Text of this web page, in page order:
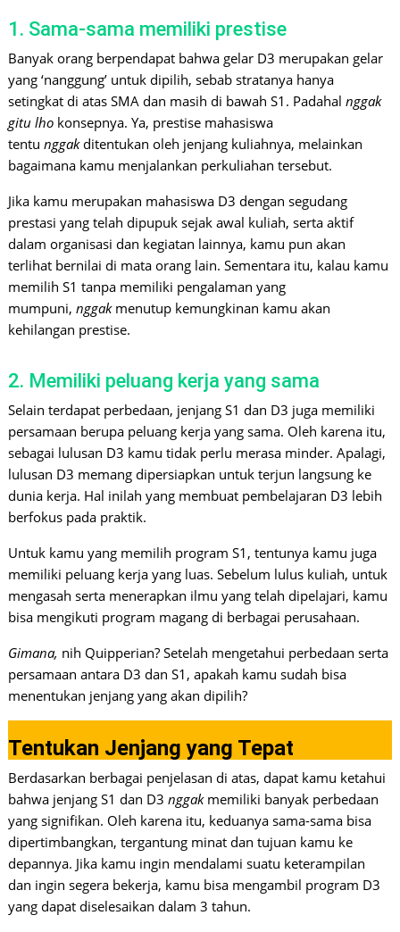
1. Sama-sama memiliki prestise
Banyak orang berpendapat bahwa gelar D3 merupakan gelar
yang ‘nanggung’ untuk dipilih, sebab stratanya hanya
setingkat di atas SMA dan masih di bawah S1. Padahalnggak
gitu lho konsepnya. Ya, prestise mahasiswa
tentunggakditentukan oleh jenjang kuliahnya, melainkan
bagaimana kamu menjalankan perkuliahan tersebut.
Jika kamu merupakan mahasiswa D3 dengan segudang
prestasi yang telah dipupuk sejak awal kuliah, serta aktif
dalam organisasi dan kegiatan lainnya, kamu pun akan
terlihat bernilai di mata orang lain. Sementara itu, kalau kamu
memilih S1 tanpa memiliki pengalaman yang
mumpuni,nggak menutup kemungkinan kamu akan
kehilangan prestise.
2. Memiliki peluang kerja yang sama
Selain terdapat perbedaan, jenjang S1 dan D3 juga memiliki
persamaan berupa peluang kerja yang sama. Oleh karena itu,
sebagai lulusan D3 kamu tidak perlu merasa minder. Apalagi,
lulusan D3 memang dipersiapkan untuk terjun langsung ke
dunia kerja. Hal inilah yang membuat pembelajaran D3 lebih
berfokus pada praktik.
Untuk kamu yang memilih program S1, tentunya kamu juga
memiliki peluang kerja yang luas. Sebelum lulus kuliah, untuk
mengasah serta menerapkan ilmu yang telah dipelajari, kamu
bisa mengikuti program magang di berbagai perusahaan.
Gimana, nih Quipperian? Setelah mengetahui perbedaan serta
persamaan antara D3 dan S1, apakah kamu sudah bisa
menentukan jenjang yang akan dipilih?
Tentukan Jenjang yang Tepat
Berdasarkan berbagai penjelasan di atas, dapat kamu ketahui
bahwa jenjang S1 dan D3nggak memiliki banyak perbedaan
yang signifikan. Oleh karena itu, keduanya sama-sama bisa
dipertimbangkan, tergantung minat dan tujuan kamu ke
depannya. Jika kamu ingin mendalami suatu keterampilan
dan ingin segera bekerja, kamu bisa mengambil program D3
yang dapat diselesaikan dalam 3 tahun.